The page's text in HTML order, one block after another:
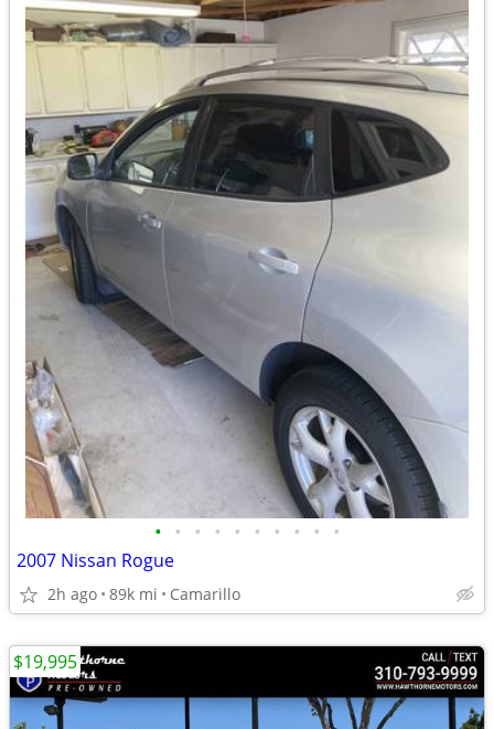
• • • • • • • • • •
2007 Nissan Rogue
2h ago 89k mi Camarillo
$19,995